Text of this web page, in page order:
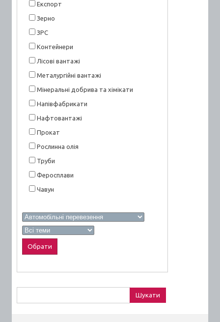
Експорт
Зерно
ЗРС
Контейнери
Лісові вантажі
Металургійні вантажі
Мінеральні добрива та хімікати
Напівфабрикати
Нафтовантажі
Прокат
Рослинна олія
Труби
Феросплави
Чавун